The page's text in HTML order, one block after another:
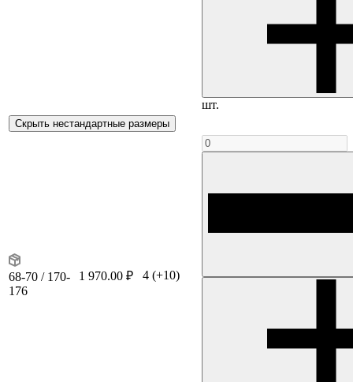
шт.
Скрыть нестандартные размеры
68-70 / 170-
176
1 970.00 ₽ 4 (+10)